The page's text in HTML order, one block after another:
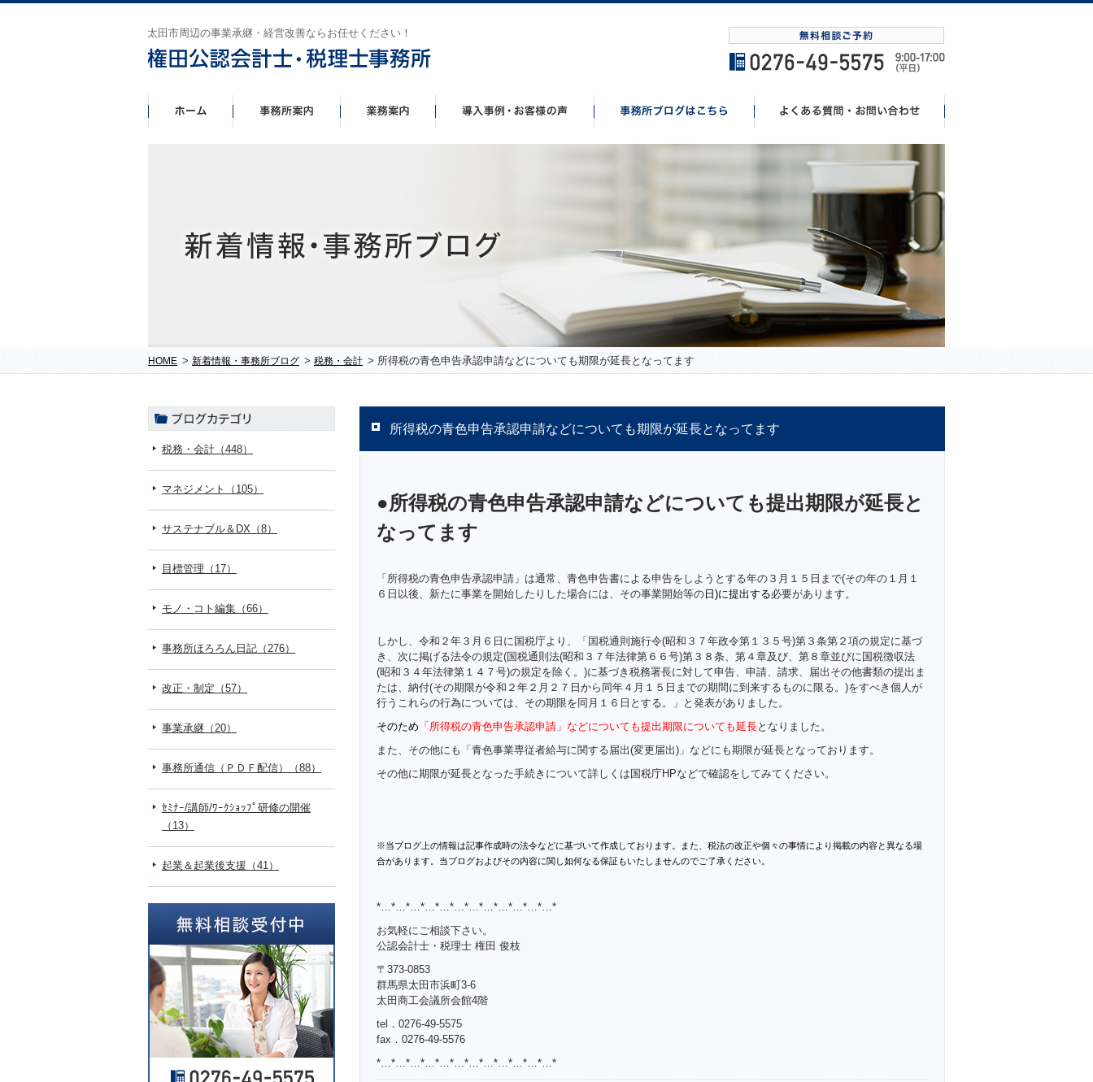
太田市周辺の事業承継・経営改善ならお任せください！
HOME > 新着情報・事務所ブログ > 税務・会計 > 所得税の青色申告承認申請などについても期限が延長となってます
所得税の青色申告承認申請などについても期限が延長となってます
●所得税の青色申告承認申請などについても提出期限が延長と
なってます
「所得税の青色申告承認申請」は通常、青色申告書による申告をしようとする年の３月１５日まで(その年の１月１
６日以後、新たに事業を開始したりした場合には、その事業開始等の 日)に提出する必要があります。
しかし、令和２年３月６日に国税庁より、「国税通則施行令(昭和３７年政令第１３５号)第３条第２項の規定に基づ
き、次に掲げる法令の規定(国税通則法(昭和３７年法律第６６号)第３８条、第４章及び、第８章並びに国税徴収法
(昭和３４年法律第１４７号)の規定を除く。)に基づき税務署長に対して申告、申請、請求、届出その他書類の提出ま
たは、納付(その期限が令和２年２月２７日から同年４月１５日までの期間に到来するものに限る。)をすべき個人が
行うこれらの行為については、その期限を同月１６日とする。」と発表がありました。
そのため 「 所得税の青色申告承認申請」などについても提出期限についても延長となりました。
また、その他にも「青色事業専従者給与に関する届出(変更届出)」などにも期限が延長となっております。
その他に期限が延長となった手続きについて詳しくは国税庁HPなどで確認をしてみてください。
※当ブログ上の情報は記事作成時の法令などに基づいて作成しております。また、税法の改正や個々の事情により掲載の内容と異なる場
合があります。当ブログおよびその内容に関し如何なる保証もいたしませんのでご了承ください。
*…*…*…*…*…*…*…*…*…*…*…*…*
お気軽にご相談下さい。
公認会計士・税理士 権田 俊枝
〒373-0853
群馬県太田市浜町3-6
太田商工会議所会館4階
tel．0276-49-5575
fax．0276-49-5576
*…*…*…*…*…*…*…*…*…*…*…*…*
税務・会計（448）
マネジメント（105）
サステナブル＆DX（8）
目標管理（17）
モノ・コト編集（66）
事務所ほろろん日記（276）
改正・制定（57）
事業承継（20）
事務所通信（ＰＤＦ配信）（88）
ｾﾐﾅｰ/講師/ﾜｰｸｼｮｯﾌﾟ研修の開催
（13）
起業＆起業後支援（41）